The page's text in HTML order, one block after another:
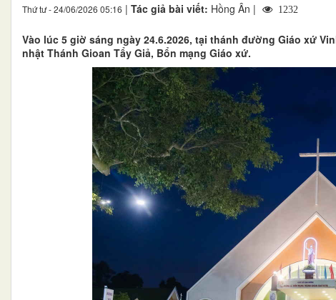
Thứ tư - 24/06/2026 05:16 | Tác giả bài viết: Hồng Ân | 1232
Vào lúc 5 giờ sáng ngày 24.6.2026, tại thánh đường Giáo xứ
nhật Thánh Gioan Tẩy Giả, Bổn mạng Giáo xứ.